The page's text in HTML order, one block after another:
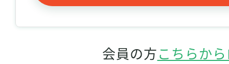
会員の方こちらか